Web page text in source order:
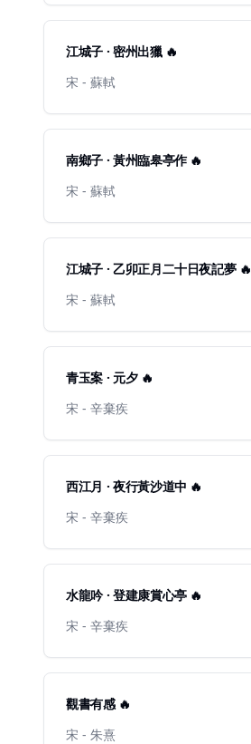
江城子 · 密州出獵 🔥
宋 - 蘇軾
南鄉子 · 黃州臨皋亭作 🔥
宋 - 蘇軾
江城子 · 乙卯正月二十日夜記夢 🔥
宋 - 蘇軾
青玉案 · 元夕 🔥
宋 - 辛棄疾
西江月 · 夜行黃沙道中 🔥
宋 - 辛棄疾
水龍吟 · 登建康賞心亭 🔥
宋 - 辛棄疾
觀書有感 🔥
宋 - 朱熹